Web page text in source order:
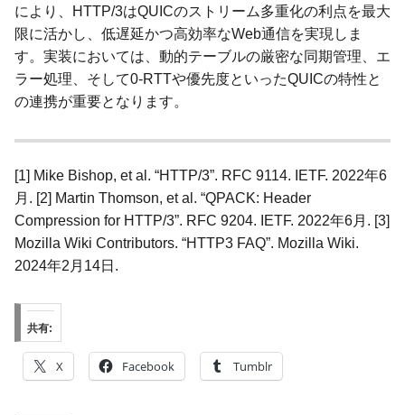
により、HTTP/3はQUICのストリーム多重化の利点を最大
限に活かし、低遅延かつ高効率なWeb通信を実現しま
す。実装においては、動的テーブルの厳密な同期管理、エ
ラー処理、そして0-RTTや優先度といったQUICの特性と
の連携が重要となります。
[1] Mike Bishop, et al. “HTTP/3”. RFC 9114. IETF. 2022年6
月. [2] Martin Thomson, et al. “QPACK: Header
Compression for HTTP/3”. RFC 9204. IETF. 2022年6月. [3]
Mozilla Wiki Contributors. “HTTP3 FAQ”. Mozilla Wiki.
2024年2月14日.
共有:
X Facebook Tumblr